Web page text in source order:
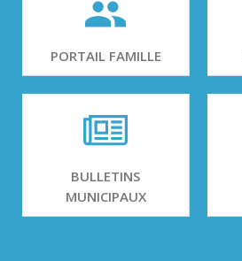
PORTAIL FAMILLE
BULLETINS
MUNICIPAUX